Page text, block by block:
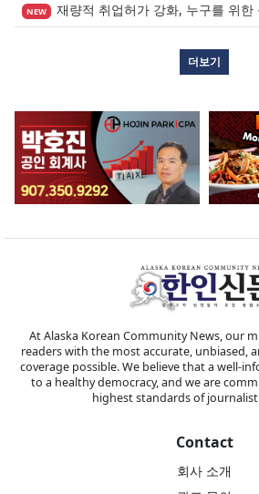
NEW 재량적 취업허가 강화, 누구를 위한 규정인
더보기
At Alaska Korean Community News, our
readers with the most accurate, unbiased,
coverage possible. We believe that a well-
to a healthy democracy, and we are
highest standards of
Contact
회사 소개